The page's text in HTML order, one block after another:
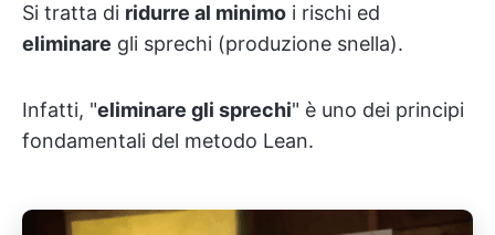
Si tratta di ridurre al minimo i rischi ed
eliminare gli sprechi (produzione snella).
Infatti, "eliminare gli sprechi" è uno dei principi
fondamentali del metodo Lean.